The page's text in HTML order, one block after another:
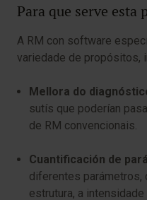
Para que serve esta
A RM con software
variedade de propósitos,
Mellora do
sutís que poderían
de RM convencionais.
Cuantificación de
diferentes parámetros,
estrutura, a